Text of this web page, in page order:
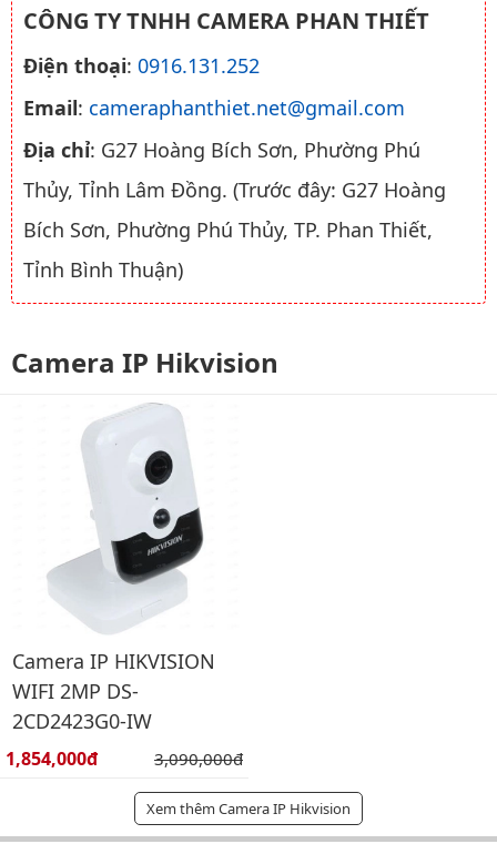
CÔNG TY TNHH CAMERA PHAN THIẾT
Điện thoại: 0916.131.252
Email: cameraphanthiet.net@gmail.com
Địa chỉ: G27 Hoàng Bích Sơn, Phường Phú
Thủy, Tỉnh Lâm Đồng. (Trước đây: G27 Hoàng
Bích Sơn, Phường Phú Thủy, TP. Phan Thiết,
Tỉnh Bình Thuận)
Camera IP Hikvision
Camera IP HIKVISION
WIFI 2MP DS-
2CD2423G0-IW
Giá bán:
1,854,000đ Giá gốc:
3,090,000đ
Xem thêm Camera IP Hikvision